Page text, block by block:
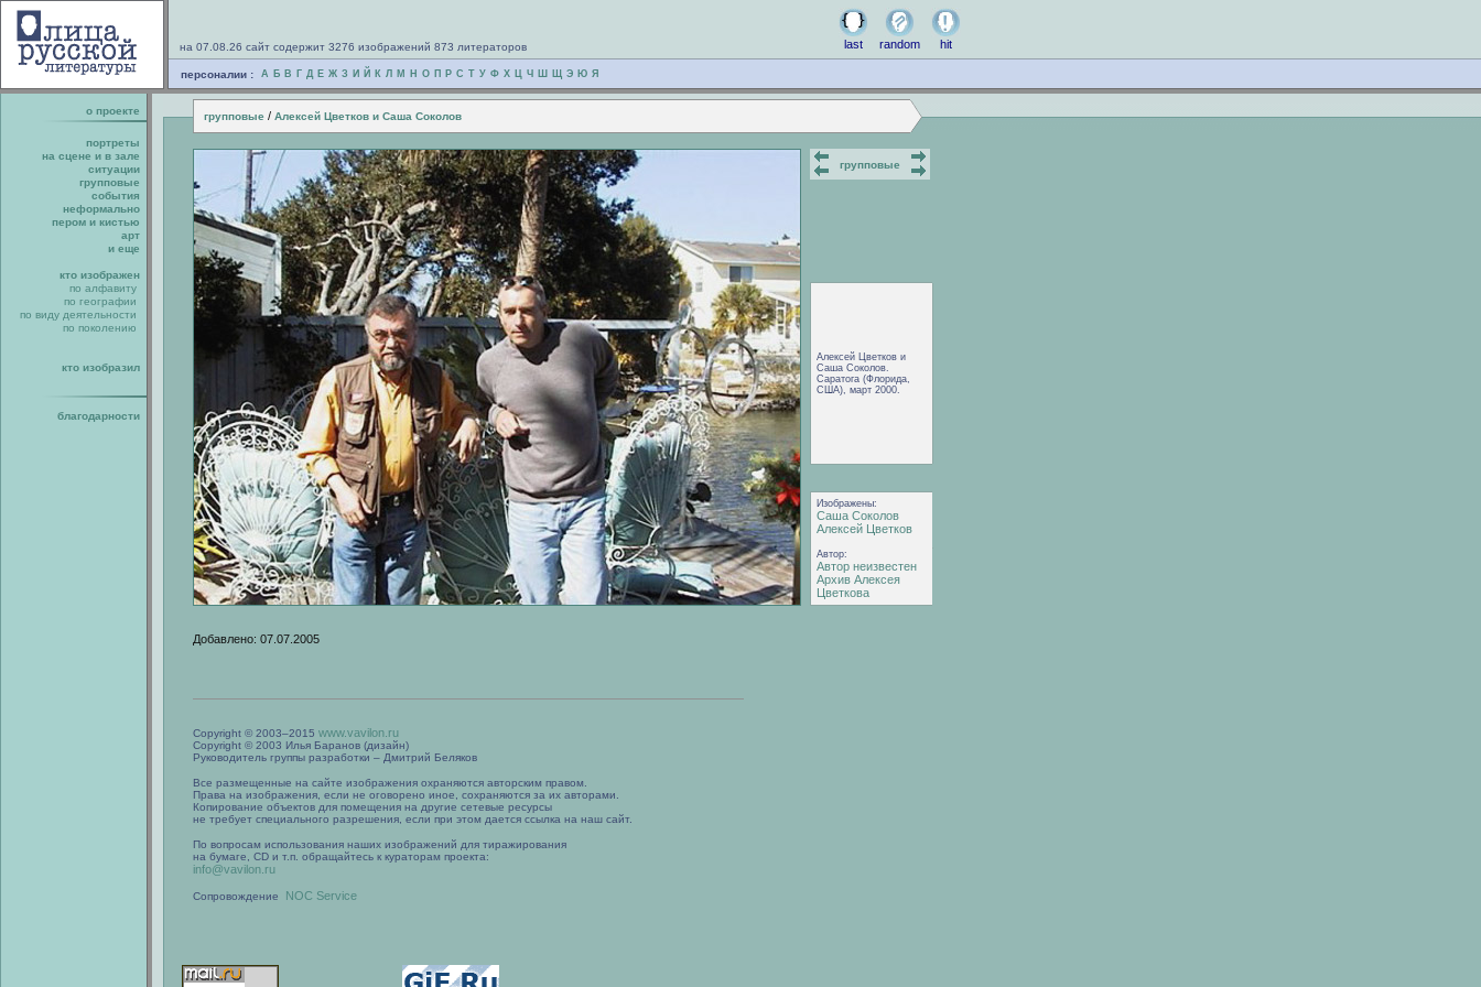
на 07.08.26 сайт содержит 3276 изображений 873 литераторов last random hit
персоналии : А Б В Г Д Е Ж З И Й К Л М Н О П Р С Т У Ф Х Ц Ч Ш Щ Э Ю Я
о проекте групповые / Алексей Цветков и Саша Соколов
портреты
на сцене и в зале
ситуации
групповые
события
неформально
пером и кистью
арт
и еще
кто изображен
по алфавиту
по географии
по виду деятельности
по поколению
кто изобразил
благодарности
групповые
Алексей Цветков и
Саша Соколов.
Саратога (Флорида,
США), март 2000.
Изображены:
Саша Соколов
Алексей Цветков
Автор:
Автор неизвестен
Архив Алексея
Цветкова
Добавлено: 07.07.2005
Copyright © 2003–2015 www.vavilon.ru
Copyright © 2003 Илья Баранов (дизайн)
Руководитель группы разработки – Дмитрий Беляков
Все размещенные на сайте изображения охраняются авторским правом.
Права на изображения, если не оговорено иное, сохраняются за их авторами.
Копирование объектов для помещения на другие сетевые ресурсы
не требует специального разрешения, если при этом дается ссылка на наш сайт.
По вопросам использования наших изображений для тиражирования
на бумаге, CD и т.п. обращайтесь к кураторам проекта:
info@vavilon.ru
Сопровождение NOC Service